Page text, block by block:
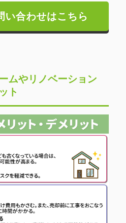
い合わせはこちら
ムやリノベーション
ト